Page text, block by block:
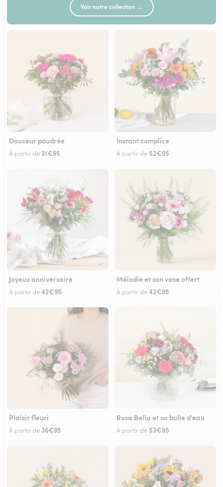
Voir notre collection →
Douceur poudrée
À partir de 31€95
Instant complice
À partir de 52€95
Joyeux anniversaire
À partir de42€95
Mélodie et son vase offert
À partir de42€95
Plaisir fleuri
À partir de 36€95
Rosa Bella et sa bulle d'eau
À partir de 53€95